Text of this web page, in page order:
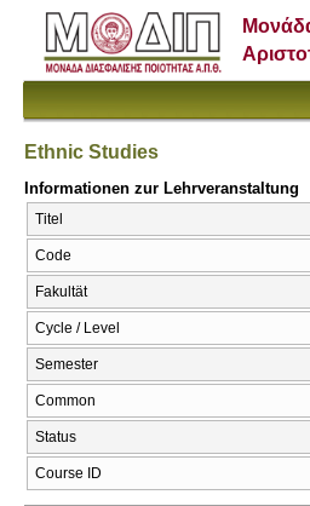
Ethnic Studies
Informationen zur Lehrveranstaltung
Titel
Code
Fakultät
Cycle / Level
Semester
Common
Status
Course ID